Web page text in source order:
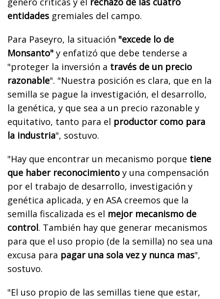
entidades gremiales del campo.
Para Paseyro, la situación "excede lo de
Monsanto" y enfatizó que debe tenderse a
"proteger la inversión a través de un precio
razonable". "Nuestra posición es clara, que en la
semilla se pague la investigación, el desarrollo,
la genética, y que sea a un precio razonable y
equitativo, tanto para el productor como para
la industria", sostuvo.
"Hay que encontrar un mecanismo porque tiene
que haber reconocimiento y una compensación
por el trabajo de desarrollo, investigación y
genética aplicada, y en ASA creemos que la
semilla fiscalizada es el mejor mecanismo de
control. También hay que generar mecanismos
para que el uso propio (de la semilla) no sea una
excusa para pagar una sola vez y nunca mas",
sostuvo.
"El uso propio de las semillas tiene que estar,